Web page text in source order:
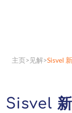
主页 见解 Sisvel
Sisvel